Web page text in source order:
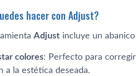
hacer con Adjust?
Adjust incluye un
colores: Perfecto para
a la estética deseada.